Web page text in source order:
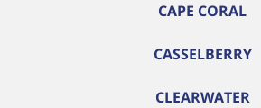
CAPE CORAL
CASSELBERRY
CLEARWATER